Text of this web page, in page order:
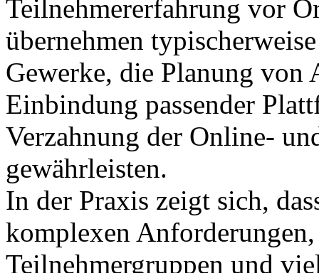
Teilnehmererfahrung vor
übernehmen
Gewerke, die Planung
Einbindung passender
Verzahnung der Online-
gewährleisten.
In der Praxis zeigt sich,
komplexen
Teilnehmergruppen und